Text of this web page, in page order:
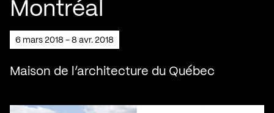
Montréal
6 mars 2018 - 8 avr. 2018
Maison de l’architecture du Québec